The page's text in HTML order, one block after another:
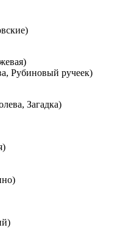
Рубиновый ручеек)
Загадка)